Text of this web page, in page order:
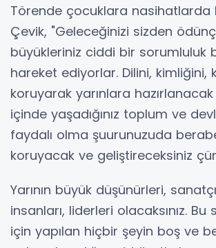
Törende çocuklara nasihatlarda
Çevik, "Geleceğinizi sizden
büyükleriniz ciddi bir sorumluluk
hareket ediyorlar. Dilini, kimliğini,
koruyarak yarınlara
içinde yaşadığınız toplum ve
faydalı olma şuurunuzuda
koruyacak ve geliştireceksiniz
Yarının büyük düşünürleri,
insanları, liderleri olacaksınız. Bu
için yapılan hiçbir şeyin boş ve